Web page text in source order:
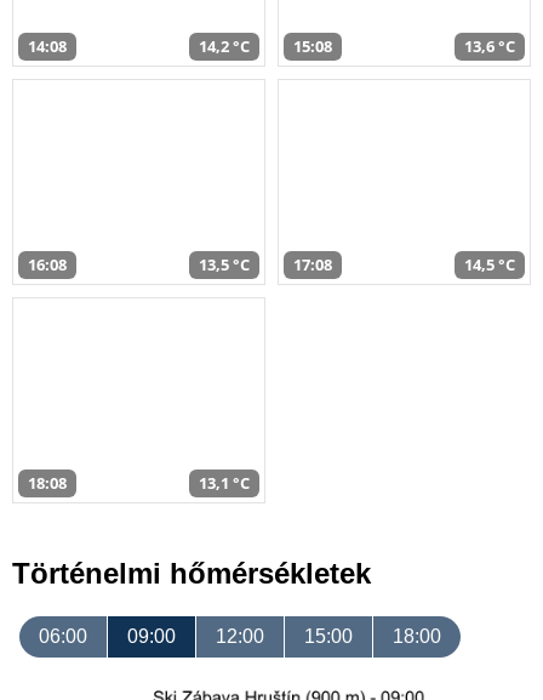
14:08 14,2 °C 15:08 13,6 °C
16:08 13,5 °C 17:08 14,5 °C
18:08 13,1 °C
Történelmi hőmérsékletek
06:00 09:00 12:00 15:00 18:00